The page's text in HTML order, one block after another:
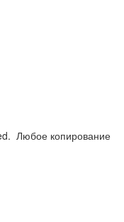
Любое копирование